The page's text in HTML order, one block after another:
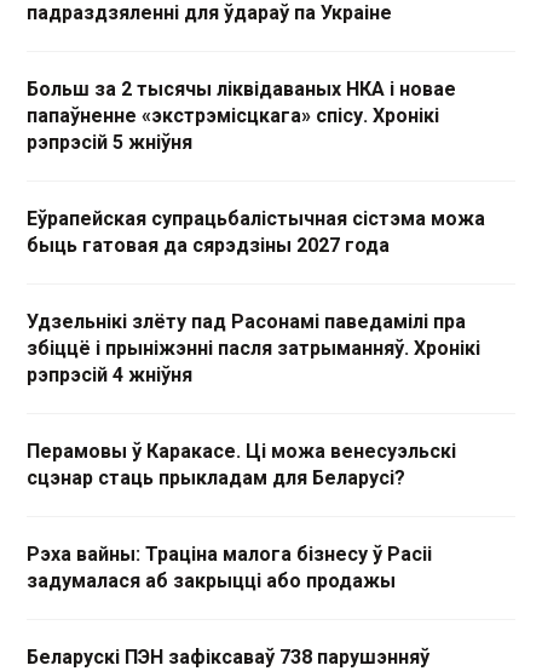
падраздзяленні для ўдараў па Украіне
Больш за 2 тысячы ліквідаваных НКА і новае
папаўненне «экстрэмісцкага» спісу. Хронікі
рэпрэсій 5 жніўня
Еўрапейская супрацьбалістычная сістэма можа
быць гатовая да сярэдзіны 2027 года
Удзельнікі злёту пад Расонамі паведамілі пра
збіццё і прыніжэнні пасля затрыманняў. Хронікі
рэпрэсій 4 жніўня
Перамовы ў Каракасе. Ці можа венесуэльскі
сцэнар стаць прыкладам для Беларусі?
Рэха вайны: Траціна малога бізнесу ў Расіі
задумалася аб закрыцці або продажы
Беларускі ПЭН зафіксаваў 738 парушэнняў